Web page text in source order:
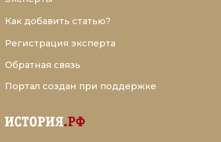
Как добавить статью?
Регистрация эксперта
Обратная связь
Портал создан при поддержке